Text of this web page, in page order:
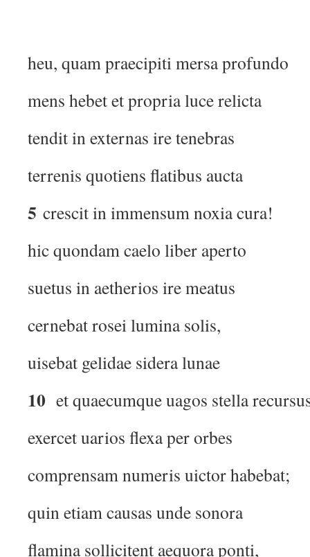
heu, quam praecipiti mersa profundo
mens hebet et propria luce relicta
tendit in externas ire tenebras
terrenis quotiens flatibus aucta
5 crescit in immensum noxia cura!
hic quondam caelo liber aperto
suetus in aetherios ire meatus
cernebat rosei lumina solis,
uisebat gelidae sidera lunae
10 et quaecumque uagos stella
exercet uarios flexa per orbes
comprensam numeris uictor habebat;
quin etiam causas unde sonora
flamina sollicitent aequora ponti,